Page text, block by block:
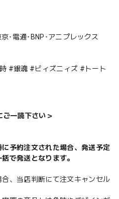
･電通･BNP･アニプレックス
#銀魂 #ビィズニィズ #トート
ご一読下さい＞
予約注文された場合、発送予定
で発送となります。
合、当店判断にて注文キャンセル